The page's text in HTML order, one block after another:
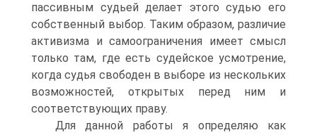
пассивным судьей делает этого судью его
собственный выбор. Таким образом, различие
активизма и самоограничения имеет смысл
только там, где есть судейское усмотрение,
когда судья свободен в выборе из нескольких
возможностей, открытых перед ним и
соответствующих праву.
Для данной работы я определяю как